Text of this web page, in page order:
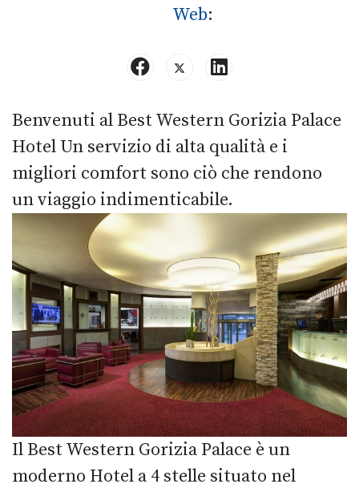
Web:
Benvenuti al Best Western Gorizia Palace
Hotel Un servizio di alta qualità e i
migliori comfort sono ciò che rendono
un viaggio indimenticabile.
Il Best Western Gorizia Palace è un
moderno Hotel a 4 stelle situato nel